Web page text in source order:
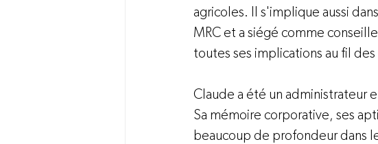
agricoles. Il s'implique aussi
MRC et a siégé comme
toutes ses implications au fil des
Claude a été un administrateur
Sa mémoire corporative, ses
beaucoup de profondeur dans